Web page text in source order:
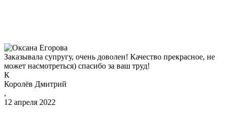
Заказывала супругу, очень доволен! Качество прекрасное, не
может насмотреться) спасибо за ваш труд!
К
Королёв Дмитрий
,
12 апреля 2022